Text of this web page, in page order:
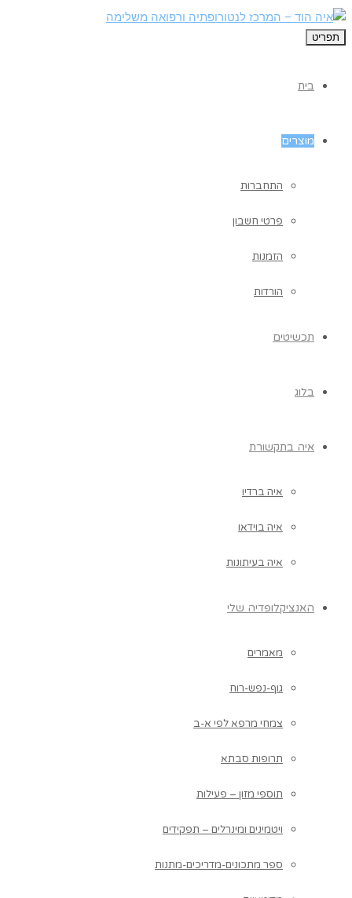
תפריט
בית
מוצרים
התחברות
פרטי חשבון
הזמנות
הורדות
תכשיטים
בלוג
איה בתקשורת
איה ברדיו
איה בוידאו
איה בעיתונות
האנציקלופדיה שלי
מאמרים
גוף-נפש-רוח
צמחי מרפא לפי א-ב
תרופות סבתא
תוספי מזון – פעילות
ויטמינים ומינרלים – תפקידים
ספר מתכונים-מדריכים-מתנות